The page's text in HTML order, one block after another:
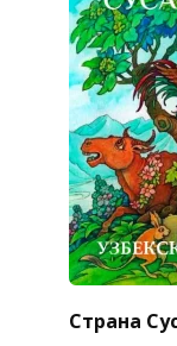
Страна